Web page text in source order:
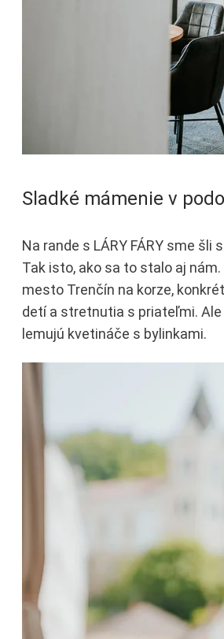
Sladké mámenie v
Na rande s LÁRY FÁRY sme
Tak isto, ako sa to stalo aj
mesto Trenčín na korze,
detí a stretnutia s priateľmi. Ale
lemujú kvetináče s bylinkami.